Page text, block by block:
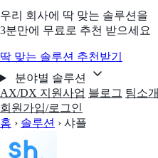
우리 회사에 딱 맞는 솔루션을
3분만에 무료로 추천 받으세요
딱 맞는 솔루션 추천받기
분야별 솔루션
AX/DX 지원사업 블로그 팀소개
회원가입/로그인
홈 › 솔루션 › 샤플